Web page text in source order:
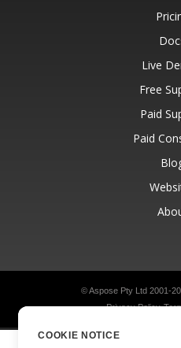
Live
Free
Paid
Paid
© Aspose Pty Ltd 2001-
Privacy Policy
COOKIE NOTICE